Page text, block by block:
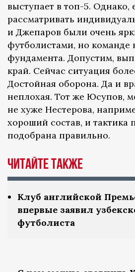
выступает в топ-5. Однако,
рассматривать
и Джепаров были очень
футболистами, но команде
фундамента. Допустим,
край. Сейчас ситуация
Достойная оборона. Да и
неплохая. Тот же Юсупов,
не хуже Нестерова,
хороший состав, и тактика
подобрана правильно.
Читайте также
Клуб английской
впервые заявил
футболиста